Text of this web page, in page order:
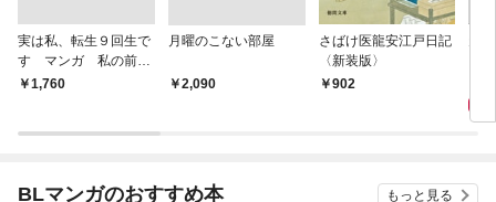
実は私、転生９回生で
す マンガ 私の前世
物語
￥1,760
月曜のこない部屋
￥2,090
さばけ医龍安江戸日記
〈新装版〉
902
BLマンガのおすすめ本 もっと見る